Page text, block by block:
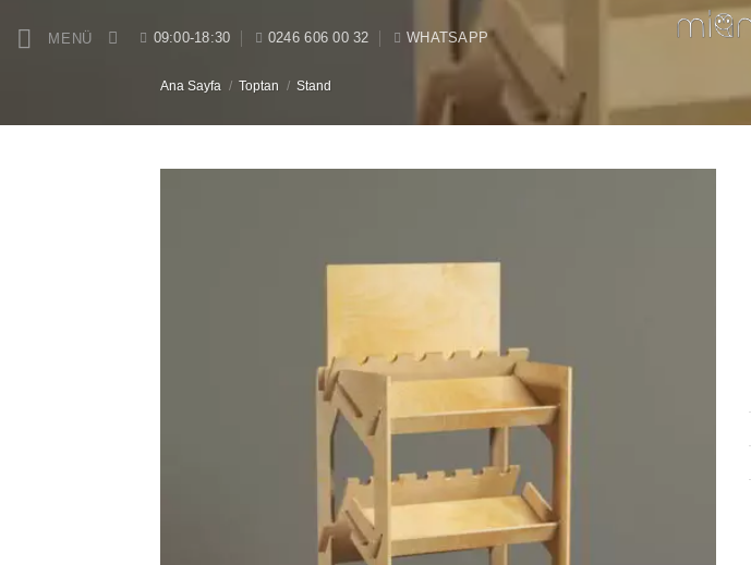
MENÜ 09:00-18:30 0246 606 00 32 WHATSAPP
Ana Sayfa / Toptan / Stand